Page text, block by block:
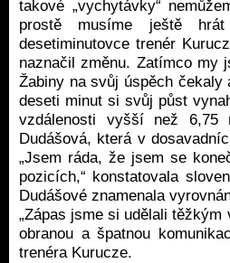
takové „vychytávky“
prostě musíme ještě
desetiminutovce trenér
naznačil změnu. Zatímco my
Žabiny na svůj úspěch
deseti minut si svůj půst
vzdálenosti vyšší než 6,75
Dudášová, která v
„Jsem ráda, že jsem se
pozicích,“ konstatovala
Dudášové znamenala
„Zápas jsme si udělali těžkým
obranou a špatnou
trenéra Kurucze.